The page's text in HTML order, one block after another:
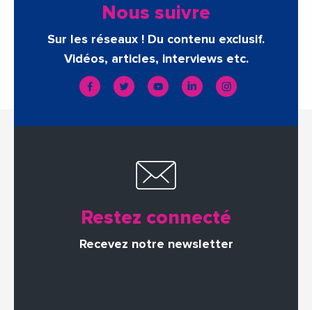
Nous suivre
Sur les réseaux ! Du contenu exclusif.
Vidéos, articles, interviews etc.
Restez connecté
Recevez notre newsletter